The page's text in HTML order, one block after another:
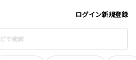
ログイン新規登録